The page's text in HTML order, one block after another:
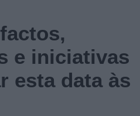
e iniciativas
esta data às